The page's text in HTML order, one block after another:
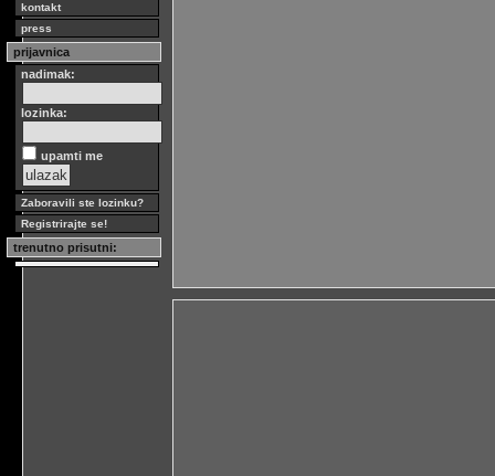
kontakt
press
prijavnica
nadimak:
lozinka:
upamti me
Zaboravili ste lozinku?
Registrirajte se!
trenutno prisutni: